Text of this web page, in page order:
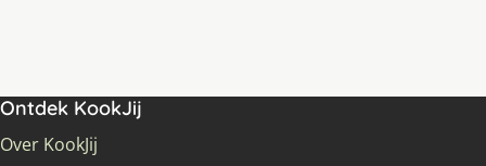
Ontdek KookJij
Over KookJij